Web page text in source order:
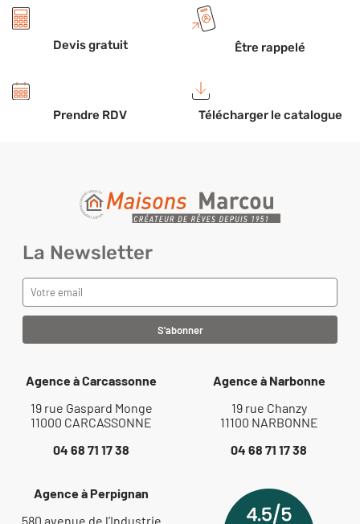
Devis gratuit Être rappelé
Prendre RDV Télécharger le catalogue
La Newsletter
Agence à Carcassonne
19 rue Gaspard Monge
11000 CARCASSONNE
04 68 71 17 38
Agence à Narbonne
19 rue Chanzy
11100 NARBONNE
04 68 71 17 38
Agence à Perpignan
580 avenue de l’Industrie